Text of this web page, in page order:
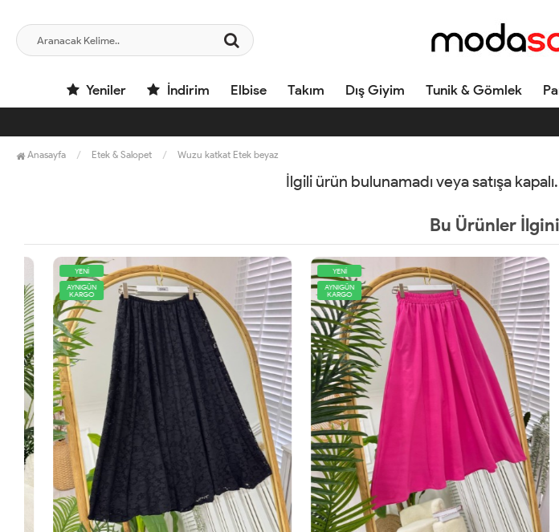
Yeniler İndirim Elbise Takım Dış Giyim Tunik & Gömlek
Anasayfa Etek & Salopet Wuzu katkat Etek beyaz
İlgili ürün bulunamadı veya satışa
Bu Ürünler
AYNIGÜN
KARGO
AYNIGÜN
KARGO